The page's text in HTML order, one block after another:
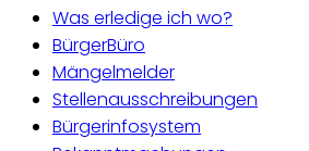
Was erledige ich wo?
BürgerBüro
Mängelmelder
Stellenausschreibungen
Bürgerinfosystem